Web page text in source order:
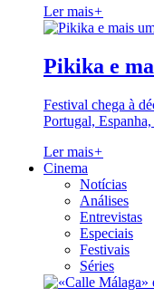
Ler mais+
Pikika e
Festival chega à
Portugal,
Ler mais+
Cinema
Notícias
Análises
Entrevistas
Especiais
Festivais
Séries